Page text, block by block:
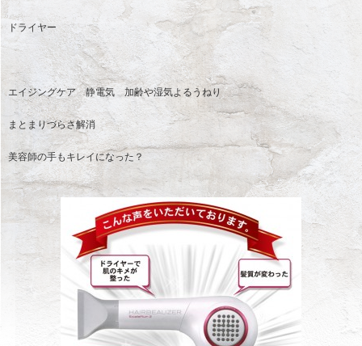
ドライヤー
エイジングケア 静電気 加齢や湿気よるうねり
まとまりづらさ解消
美容師の手もキレイになった？